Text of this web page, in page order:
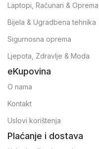
Laptopi, Računari & Oprema
Bijela & Ugradbena tehnika
Sigurnosna oprema
Ljepota, Zdravlje & Moda
eKupovina
O nama
Kontakt
Uslovi korištenja
Plaćanje i dostava